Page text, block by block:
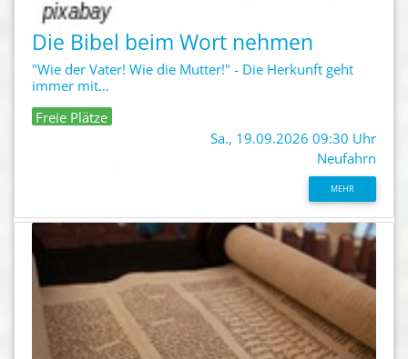
Die Bibel beim Wort nehmen
"Wie der Vater! Wie die Mutter!" - Die Herkunft geht
immer mit…
Freie Plätze
Sa., 19.09.2026 09:30 Uhr
Neufahrn
MEHR